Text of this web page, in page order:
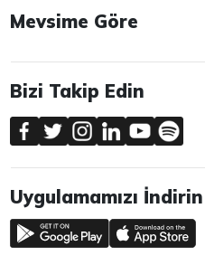
Mevsime Göre
Bizi Takip Edin
Uygulamamızı İndirin